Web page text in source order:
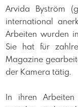
​Arvida Byström
international
Arbeiten wurden
Sie hat für
Magazine
der Kamera tätig.
​In ihren